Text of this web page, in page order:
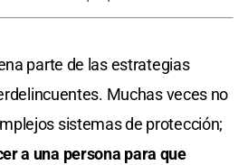
parte de las estrategias
Muchas veces no
sistemas de protección;
a una persona para que